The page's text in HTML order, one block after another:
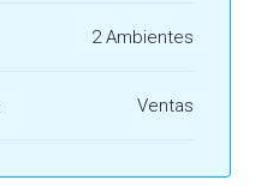
2 Ambientes
Ventas